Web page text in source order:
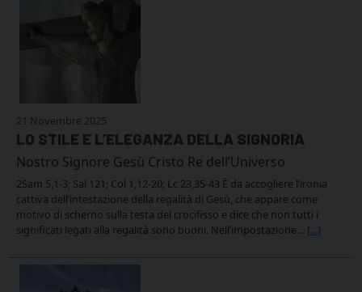
21 Novembre 2025
LO STILE E L’ELEGANZA DELLA SIGNORIA
Nostro Signore Gesù Cristo Re dell’Universo
2Sam 5,1-3; Sal 121; Col 1,12-20; Lc 23,35-43 È da accogliere l’ironia
cattiva dell’intestazione della regalità di Gesù, che appare come
motivo di scherno sulla testa del crocifisso e dice che non tutti i
significati legati alla regalità sono buoni. Nell’impostazione… [...]